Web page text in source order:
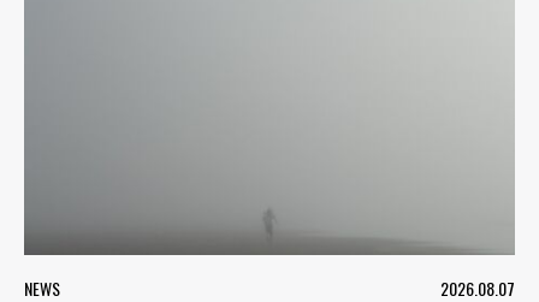
NEWS 2026.08.07